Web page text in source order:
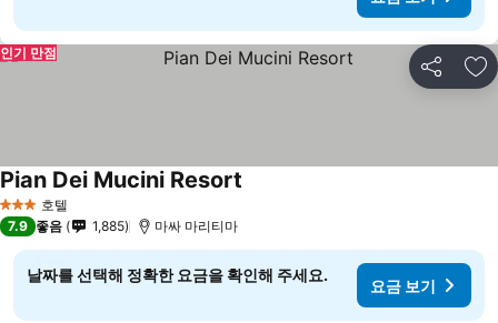
공유 즐
인기 만점
3 성급 호텔
Pian Dei Mucini Resort
7.9 좋음 1,885 마싸 마리티마
날짜를 선택해 정확한 요금을 확인해 주세요.
요금 보기